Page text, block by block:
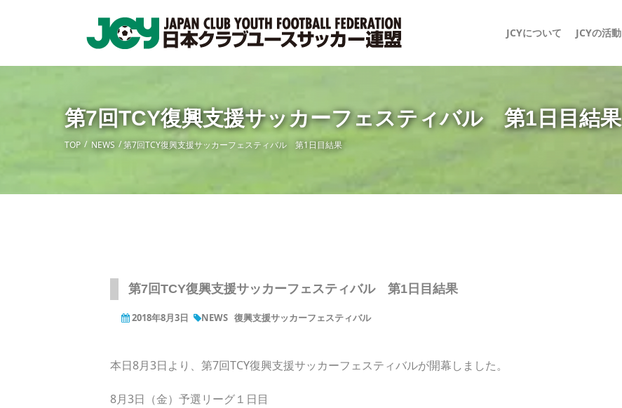
JCYについて JCYの活動
第7回TCY復興支援サッカーフェスティバル 第1日目結果
TOP NEWS 第7回TCY復興支援サッカーフェスティバル 第1日目結果
第7回TCY復興支援サッカーフェスティバル 第1日目結果
2018年8月3日 NEWS 復興支援サッカーフェスティバル
本日8月3日より、第7回TCY復興支援サッカーフェスティバルが開幕しました。
8月3日（金）予選リーグ１日目